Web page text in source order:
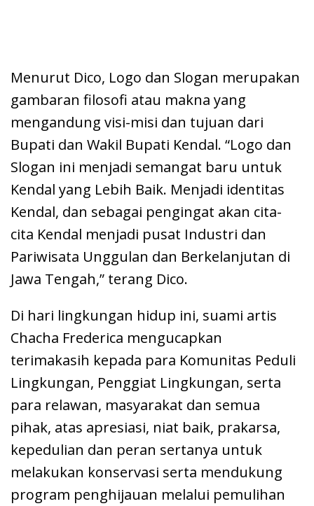
Menurut Dico, Logo dan Slogan merupakan
gambaran filosofi atau makna yang
mengandung visi-misi dan tujuan dari
Bupati dan Wakil Bupati Kendal. “Logo dan
Slogan ini menjadi semangat baru untuk
Kendal yang Lebih Baik. Menjadi identitas
Kendal, dan sebagai pengingat akan cita-
cita Kendal menjadi pusat Industri dan
Pariwisata Unggulan dan Berkelanjutan di
Jawa Tengah,” terang Dico.
Di hari lingkungan hidup ini, suami artis
Chacha Frederica mengucapkan
terimakasih kepada para Komunitas Peduli
Lingkungan, Penggiat Lingkungan, serta
para relawan, masyarakat dan semua
pihak, atas apresiasi, niat baik, prakarsa,
kepedulian dan peran sertanya untuk
melakukan konservasi serta mendukung
program penghijauan melalui pemulihan